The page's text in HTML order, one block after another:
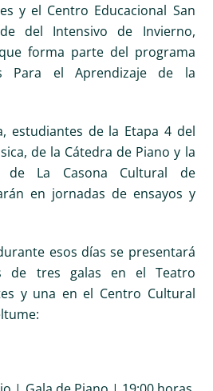
y el Centro Educacional San
del Intensivo de Invierno,
forma parte del programa
Para el Aprendizaje de la
estudiantes de la Etapa 4 del
de la Cátedra de Piano y la
de La Casona Cultural de
en jornadas de ensayos y
esos días se presentará
de tres galas en el Teatro
y una en el Centro Cultural